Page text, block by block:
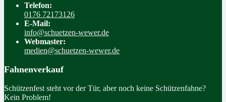
Telefon:
0176 72173126
E-Mail:
info@schuetzen-wewer.de
Webmaster:
medien@schuetzen-wewer.de
Fahnenverkauf
Schützenfest steht vor der Tür, aber noch keine Schützenfahne?
Kein Problem!